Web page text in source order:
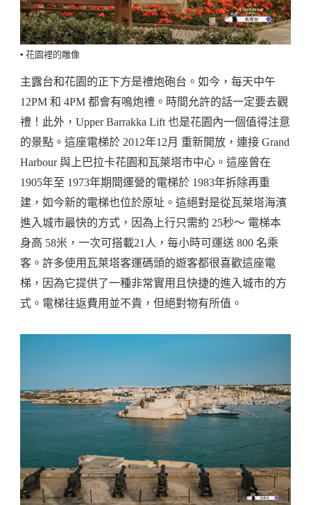
▪️ 花園裡的雕像
主露台和花園的正下方是禮炮砲台。如今，每天中午
12PM 和 4PM 都會有鳴炮禮。時間允許的話一定要去觀
禮！此外，Upper Barrakka Lift 也是花園內一個值得注意
的景點。這座電梯於 2012年12月 重新開放，連接 Grand
Harbour 與上巴拉卡花園和瓦萊塔市中心。這座曾在
1905年至 1973年期間運營的電梯於 1983年拆除再重
建，如今新的電梯也位於原址。這絕對是從瓦萊塔海濱
進入城市最快的方式，因為上行只需約 25秒～ 電梯本
身高 58米，一次可搭載21人，每小時可運送 800 名乘
客。許多使用瓦萊塔客運碼頭的遊客都很喜歡這座電
梯，因為它提供了一種非常實用且快捷的進入城市的方
式。電梯往返費用並不貴，但絕對物有所值。